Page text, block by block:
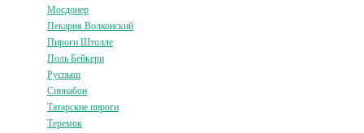
Мосдонер
Пекарня Волконский
Пироги Штолле
Поль Бейкери
Руспыш
Синнабон
Татарские пироги
Теремок